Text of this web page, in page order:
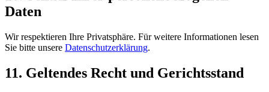
Daten
Wir respektieren Ihre Privatsphäre. Für weitere Informationen lesen
Sie bitte unsere Datenschutzerklärung.
11. Geltendes Recht und Gerichtsstand